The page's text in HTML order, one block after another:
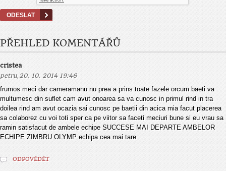
PŘEHLED KOMENTÁŘŮ
cristea
petru, 20. 10. 2014 19:46
frumos meci dar cameramanu nu prea a prins toate fazele orcum baeti va
multumesc din suflet cam avut onoarea sa va cunosc in primul rind in tra
doilea rind am avut ocazia sai cunosc pe baetii din acica mia facut placerea
sa colaborez cu voi toti sper ca pe viitor sa faceti meciuri bune si eu vrau sa
ramin satisfacut de ambele echipe SUCCESE MAI DEPARTE AMBELOR
ECHIPE ZIMBRU OLYMP echipa cea mai tare
ODPOVĚDĚT